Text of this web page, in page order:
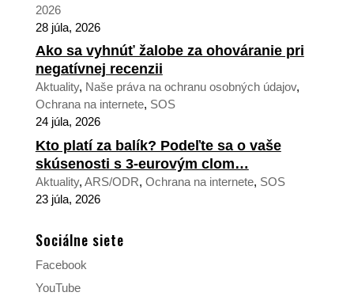
2026
28 júla, 2026
Ako sa vyhnúť žalobe za ohováranie pri
negatívnej recenzii
Aktuality, Naše práva na ochranu osobných údajov,
Ochrana na internete, SOS
24 júla, 2026
Kto platí za balík? Podeľte sa o vaše
skúsenosti s 3-eurovým clom…
Aktuality, ARS/ODR, Ochrana na internete, SOS
23 júla, 2026
Sociálne siete
Facebook
YouTube